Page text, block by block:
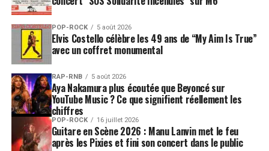
POP-ROCK 5 août 2026
Elvis Costello célèbre les 49 ans de “My Aim Is True”
avec un coffret monumental
RAP-RNB 5 août 2026
Aya Nakamura plus écoutée que Beyoncé sur
YouTube Music ? Ce que signifient réellement les
chiffres
POP-ROCK 16 juillet 2026
Guitare en Scène 2026 : Manu Lanvin met le feu
après les Pixies et fini son concert dans le public